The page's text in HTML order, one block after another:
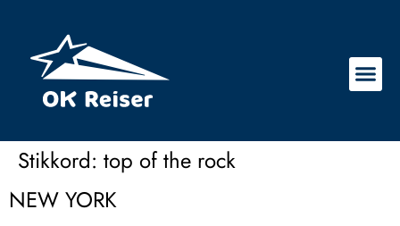
Stikkord: top of the rock
NEW YORK